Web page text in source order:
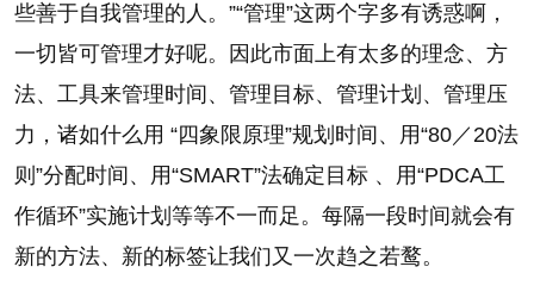
些善于自我管理的人。”“管理”这两个字多有诱惑啊，
一切皆可管理才好呢。因此市面上有太多的理念、方
法、工具来管理时间、管理目标、管理计划、管理压
力，诸如什么用 “四象限原理”规划时间、用“80／20法
则”分配时间、用“SMART”法确定目标 、用“PDCA工
作循环”实施计划等等不一而足。每隔一段时间就会有
新的方法、新的标签让我们又一次趋之若鹜。